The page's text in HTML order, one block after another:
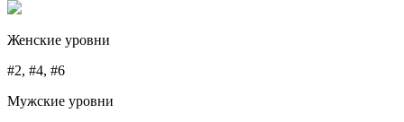
Женские уровни
#2, #4, #6
Мужские уровни